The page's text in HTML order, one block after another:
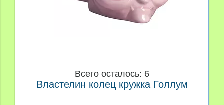
Всего осталось: 6
Властелин колец кружка Голлум